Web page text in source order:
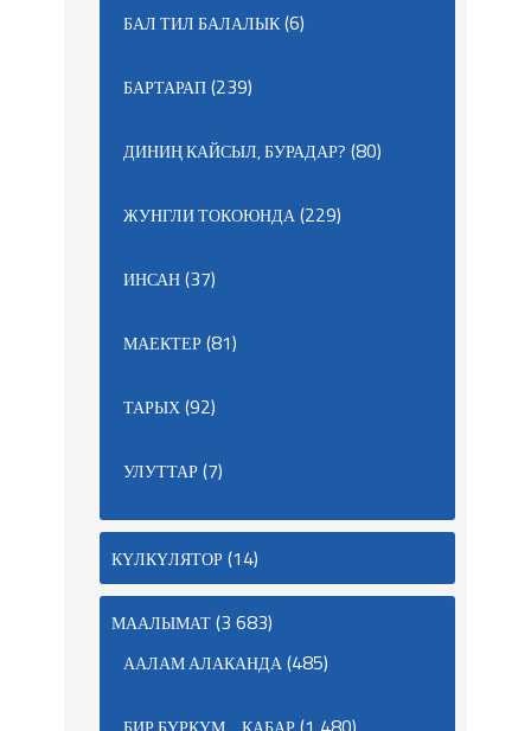
БАЛ ТИЛ БАЛАЛЫК(6)
БАРТАРАП(239)
ДИНИҢ КАЙСЫЛ, БУРАДАР? (80)
ЖУНГЛИ ТОКОЮНДА(229)
ИНСАН(37)
МАЕКТЕР(81)
ТАРЫХ(92)
УЛУТТАР(7)
КҮЛКҮЛЯТОР(14)
МААЛЫМАТ(3 683)
ААЛАМ АЛАКАНДА(485)